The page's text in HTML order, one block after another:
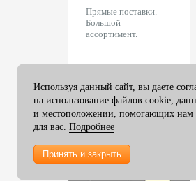
Доп. оборудование
дыроколов
Фальцовщики Cyklos
Фальцовщики Uchida
Прессы для тиснения OPUS
Прямые поставки.
Большой
ассортимент.
Используя данный сайт, вы даете
на использование файлов cookie,
и местоположении, помогающих нам
для вас. Подробнее
Принять и закрыть